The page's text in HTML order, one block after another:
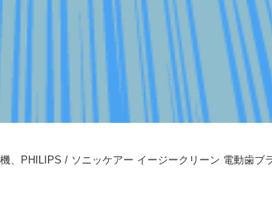
PHILIPS / ソニッケアー イージークリーン 電動歯ブ